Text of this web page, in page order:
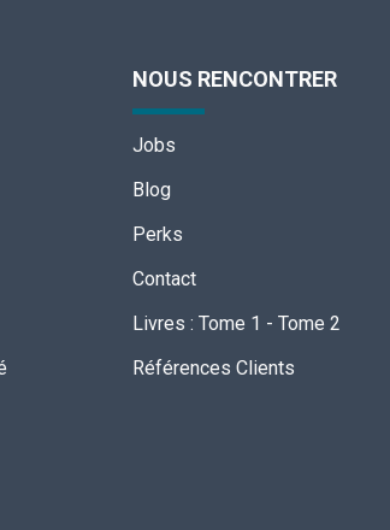
NOUS RENCONTRER
Jobs
Blog
Perks
Contact
Livres : Tome 1 - Tome 2
Références Clients